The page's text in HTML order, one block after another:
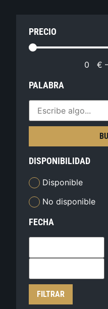
PRECIO
0 €
PALABRA
DISPONIBILIDAD
Disponible
No disponible
FECHA
FILTRAR